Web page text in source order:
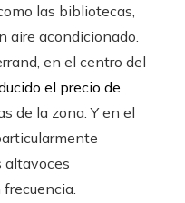
las bibliotecas,
aire acondicionado.
en el centro del
el precio de
de la zona. Y en el
altavoces